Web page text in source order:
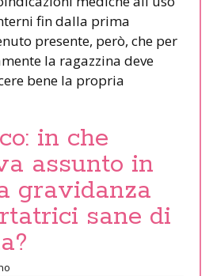
fin dalla prima
presente, però, che per
la ragazzina deve
bene la propria
in che
assunto in
gravidanza
sane di